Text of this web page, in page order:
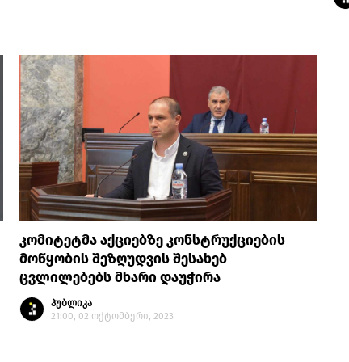
კომიტეტმა აქციებზე კონსტრუქციების
მოწყობის შეზღუდვის შესახებ
ცვლილებებს მხარი დაუჭირა
პუბლიკა
21:00, 02 ოქტომბერი, 2023